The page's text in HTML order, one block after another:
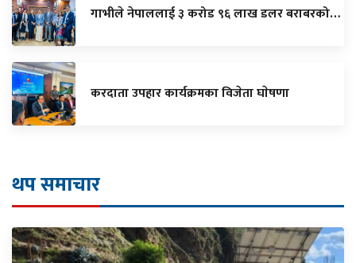
गाभीले नेपाललाई ३ करोड ९६ लाख डलर बराबरको…
करदाता उपहार कार्यक्रमका विजेता घाेषणा
थप समाचार